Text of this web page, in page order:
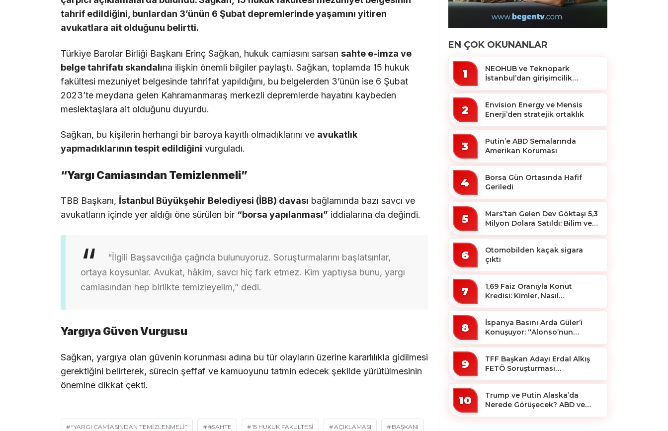
tahrif edildiğini, bunlardan 3’ünün 6 Şubat depremlerinde yaşamını yitiren
avukatlara ait olduğunu belirtti.
Türkiye Barolar Birliği Başkanı Erinç Sağkan, hukuk camiasını sarsan sahte e-imza ve
belge tahrifatı skandalına ilişkin önemli bilgiler paylaştı. Sağkan, toplamda 15 hukuk
fakültesi mezuniyet belgesinde tahrifat yapıldığını, bu belgelerden 3’ünün ise 6 Şubat
2023’te meydana gelen Kahramanmaraş merkezli depremlerde hayatını kaybeden
meslektaşlara ait olduğunu duyurdu.
Sağkan, bu kişilerin herhangi bir baroya kayıtlı olmadıklarını ve avukatlık
yapmadıklarının tespit edildiğini vurguladı.
“Yargı Camiasından Temizlenmeli”
TBB Başkanı, İstanbul Büyükşehir Belediyesi (İBB) davası bağlamında bazı savcı ve
avukatların içinde yer aldığı öne sürülen bir “borsa yapılanması” iddialarına da değindi.
“İlgili Başsavcılığa çağrıda bulunuyoruz. Soruşturmalarını başlatsınlar,
ortaya koysunlar. Avukat, hâkim, savcı hiç fark etmez. Kim yaptıysa bunu, yargı
camiasından hep birlikte temizleyelim,” dedi.
Yargıya Güven Vurgusu
Sağkan, yargıya olan güvenin korunması adına bu tür olayların üzerine kararlılıkla gidilmesi
gerektiğini belirterek, sürecin şeffaf ve kamuoyunu tatmin edecek şekilde yürütülmesinin
önemine dikkat çekti.
“YARGI CAMIASINDAN TEMIZLENMELI” #SAHTE 15 HUKUK FAKÜLTESİ AÇIKLAMASI BAŞKANI
EN ÇOK OKUNANLAR
1
NEOHUB ve Teknopark
İstanbul’dan girişimcilik
2
Envision Energy ve Mensis
Enerji’den stratejik ortaklık
3
Putin’e ABD Semalarında
Amerikan Koruması
4
Borsa Gün Ortasında Hafif
Geriledi
5
Mars’tan Gelen Dev Göktaşı 5,3
Milyon Dolara Satıldı: Bilim ve
6
Otomobilden kaçak sigara
çıktı
7
1,69 Faiz Oranıyla Konut
Kredisi: Kimler, Nasıl
8
İspanya Basını Arda Güler’i
Konuşuyor: “Alonso’nun
9
TFF Başkan Adayı Erdal Alkış
FETÖ Soruşturması
10
Trump ve Putin Alaska’da
Nerede Görüşecek? ABD ve